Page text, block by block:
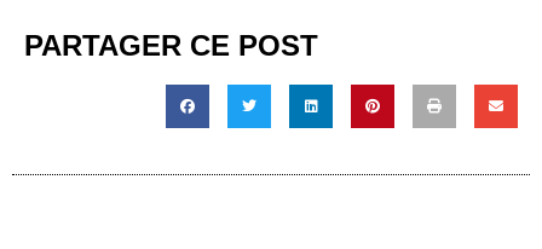
PARTAGER CE POST